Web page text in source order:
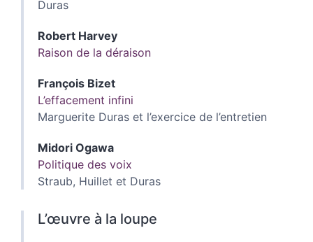
Duras
Robert Harvey
Raison de la déraison
François Bizet
L’effacement infini
Marguerite Duras et l’exercice de l’entretien
Midori Ogawa
Politique des voix
Straub, Huillet et Duras
L’œuvre à la loupe